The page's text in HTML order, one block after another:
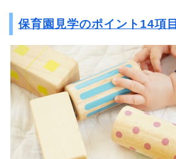
保育園見学のポイント14項目